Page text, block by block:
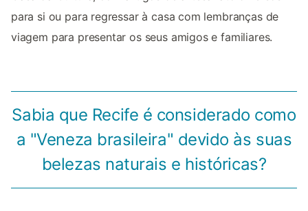
para si ou para regressar à casa com lembranças de
viagem para presentar os seus amigos e familiares.
Sabia que Recife é considerado como
a "Veneza brasileira" devido às suas
belezas naturais e históricas?